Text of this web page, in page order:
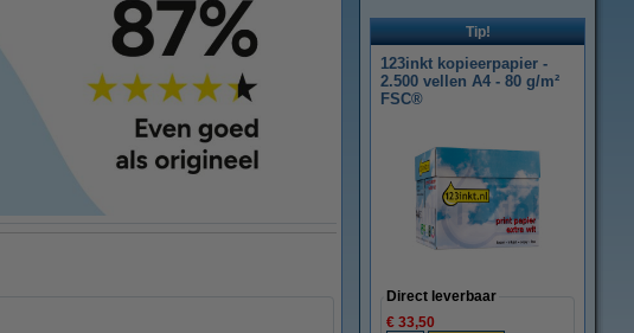
Tip!
123inkt kopieerpapier -
2.500 vellen A4 - 80 g/m²
FSC®
Direct leverbaar
€ 33,50